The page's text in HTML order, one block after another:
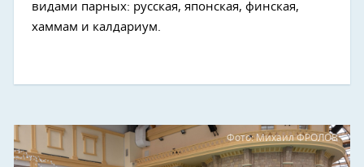
видами парных: русская, японская, финская,
хаммам и калдариум.
Фото: Михаил ФРОЛОВ